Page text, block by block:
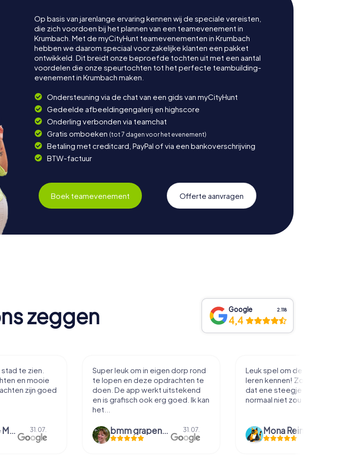
Op basis van jarenlange ervaring kennen wij de speciale vereisten,
die zich voordoen bij het plannen van een teamevenement in
Krumbach. Met de myCityHunt teamevenementen in Krumbach
hebben we daarom speciaal voor zakelijke klanten een pakket
ontwikkeld. Dit breidt onze beproefde tochten uit met een aantal
voordelen die onze speurtochten tot het perfecte teambuilding-
evenement in Krumbach maken.
Ondersteuning via de chat van een gids van myCityHunt
Gedeelde afbeeldingengalerij en highscore
Onderling verbonden via teamchat
Gratis omboeken (tot 7 dagen voor het evenement)
Betaling met creditcard, PayPal of via een bankoverschrijving
BTW-factuur
Boek teamevenement Offerte aanvragen
zeggen Google 2.118
4,4
te zien.
en mooie
zijn goed
Dieuwerke Meerlo 31.07.
Super leuk om in eigen dorp rond
te lopen en deze opdrachten te
doen. De app werkt uitstekend
en is grafisch ook erg goed. Ik kan
het...
bmm grapendaal 31.07.
Leuk spel om de stad mee te
leren kennen! Zo loop je toch net
dat ene steegje in je je misschien
normaal niet zou inlopen.
Mona Reinders